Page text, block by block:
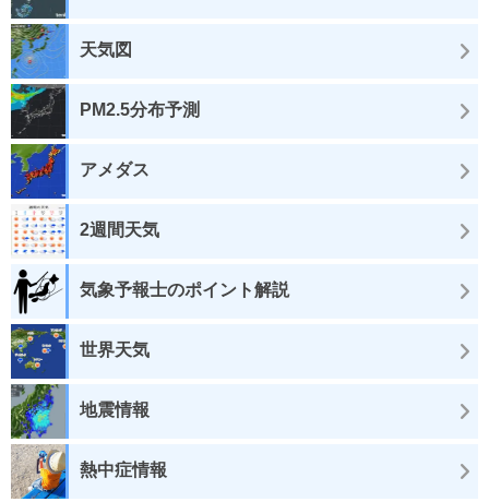
天気図
PM2.5分布予測
アメダス
2週間天気
気象予報士のポイント解説
世界天気
地震情報
熱中症情報